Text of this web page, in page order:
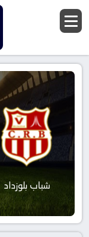
شباب بلوزداد